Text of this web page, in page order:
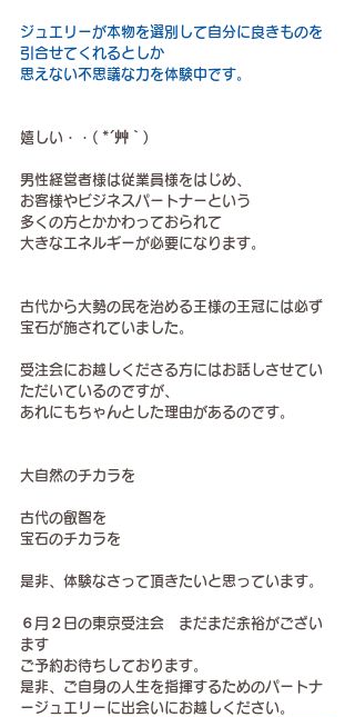
ジュエリーが本物を選別して自分に良きものを
引合せてくれるとしか
思えない不思議な力を体験中です。
嬉しい・・( *´艸｀)
男性経営者様は従業員様をはじめ、
お客様やビジネスパートナーという
多くの方とかかわっておられて
大きなエネルギーが必要になります。
古代から大勢の民を治める王様の王冠には必ず
宝石が施されていました。
受注会にお越しくださる方にはお話しさせてい
ただいているのですが、
あれにもちゃんとした理由があるのです。
大自然のチカラを
古代の叡智を
宝石のチカラを
是非、体験なさって頂きたいと思っています。
６月２日の東京受注会　まだまだ余裕がござい
ます
ご予約お待ちしております。
是非、ご自身の人生を指揮するためのパートナ
ージュエリーに出会いにお越しください。